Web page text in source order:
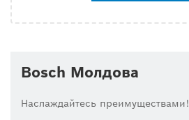
Bosch Молдова
Наслаждайтесь преимуществами!